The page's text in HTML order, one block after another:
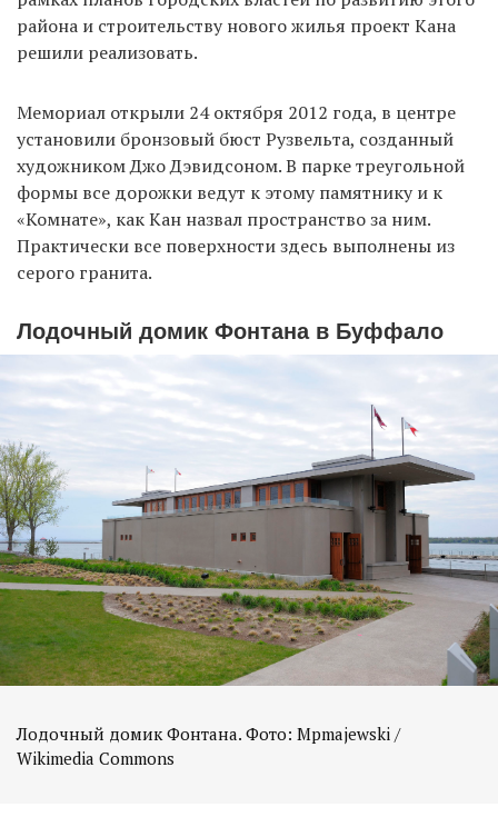
района и строительству нового жилья проект Кана
решили реализовать.
Мемориал открыли 24 октября 2012 года, в центре
установили бронзовый бюст Рузвельта, созданный
художником Джо Дэвидсоном. В парке треугольной
формы все дорожки ведут к этому памятнику и к
«Комнате», как Кан назвал пространство за ним.
Практически все поверхности здесь выполнены из
серого гранита.
Лодочный домик Фонтана в Буффало
Лодочный домик Фонтана. Фото: Mpmajewski /
Wikimedia Commons